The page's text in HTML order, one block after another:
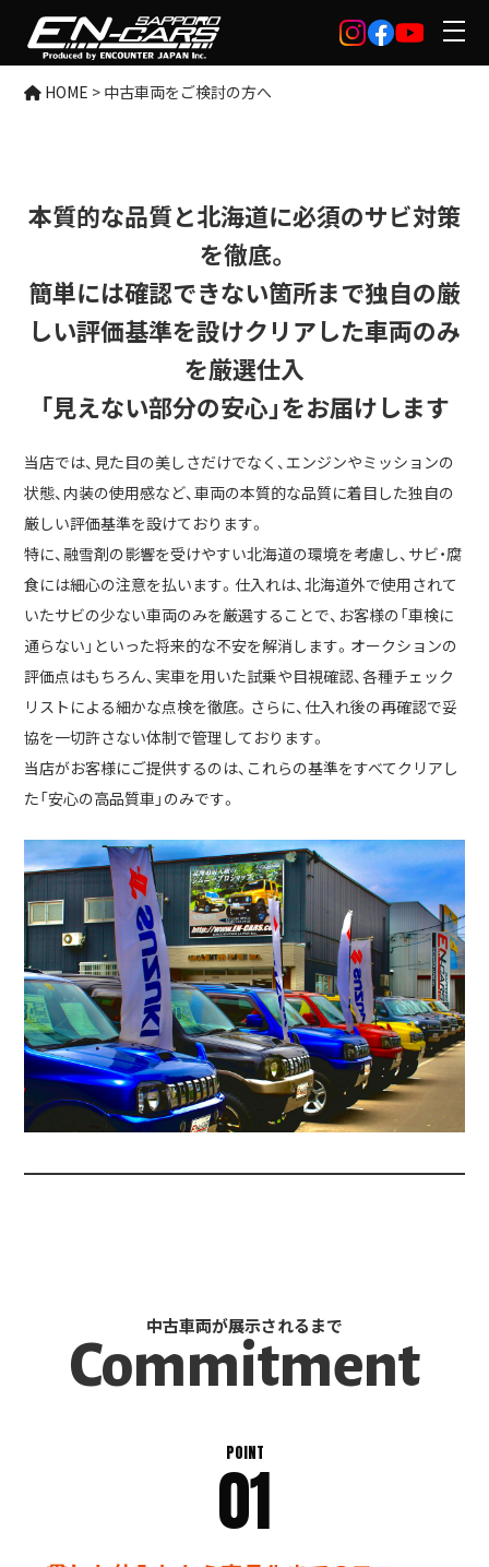
HOME > 中古車両をご検討の方へ
本質的な品質と北海道に必須のサビ対策
を徹底。
簡単には確認できない箇所まで独自の厳
しい評価基準を設けクリアした車両のみ
を厳選仕入
「見えない部分の安心」をお届けします
当店では、見た目の美しさだけでなく、エンジンやミッションの
状態、内装の使用感など、車両の本質的な品質に着目した独自の
厳しい評価基準を設けております。
特に、融雪剤の影響を受けやすい北海道の環境を考慮し、サビ・腐
食には細心の注意を払います。仕入れは、北海道外で使用されて
いたサビの少ない車両のみを厳選することで、お客様の「車検に
通らない」といった将来的な不安を解消します。オークションの
評価点はもちろん、実車を用いた試乗や目視確認、各種チェック
リストによる細かな点検を徹底。さらに、仕入れ後の再確認で妥
協を一切許さない体制で管理しております。
当店がお客様にご提供するのは、これらの基準をすべてクリアし
た「安心の高品質車」のみです。
中古車両が展示されるまで
Commitment
POINT
01